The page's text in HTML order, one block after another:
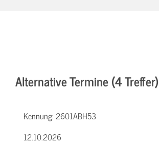
Alternative Termine (4 Treffer)
Kennung:2601ABH53
12.10.2026